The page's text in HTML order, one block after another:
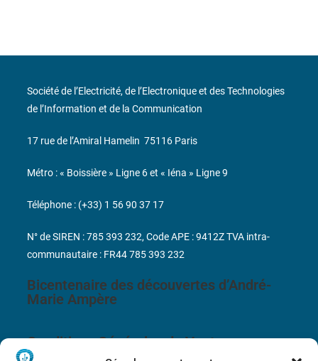
Bicentenaire des découvertes d’André-
Marie Ampère
Conditions Générales de Vente
Société de l’Electricité, de l’Electronique et des Technologies
de l’Information et de la Communication
17 rue de l’Amiral Hamelin 75116 Paris
Métro : « Boissière » Ligne 6 et « Iéna » Ligne 9
Téléphone : (+33) 1 56 90 37 17
N° de SIREN : 785 393 232, Code APE : 9412Z TVA intra-
communautaire : FR44 785 393 232